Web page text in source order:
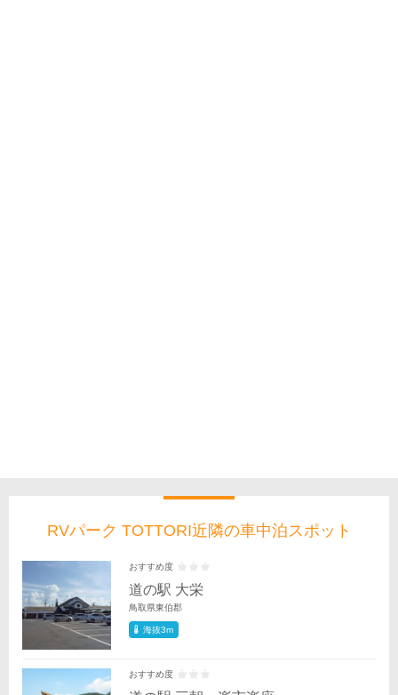
RVパーク TOTTORI近隣の車中泊スポット
おすすめ度
道の駅 大栄
鳥取県東伯郡
海抜3m
おすすめ度